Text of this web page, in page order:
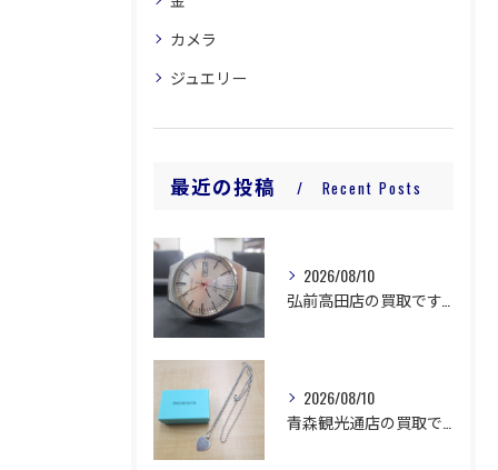
カメラ
ジュエリー
最近の投稿 Recent Posts
2026/08/10
2026/08/10